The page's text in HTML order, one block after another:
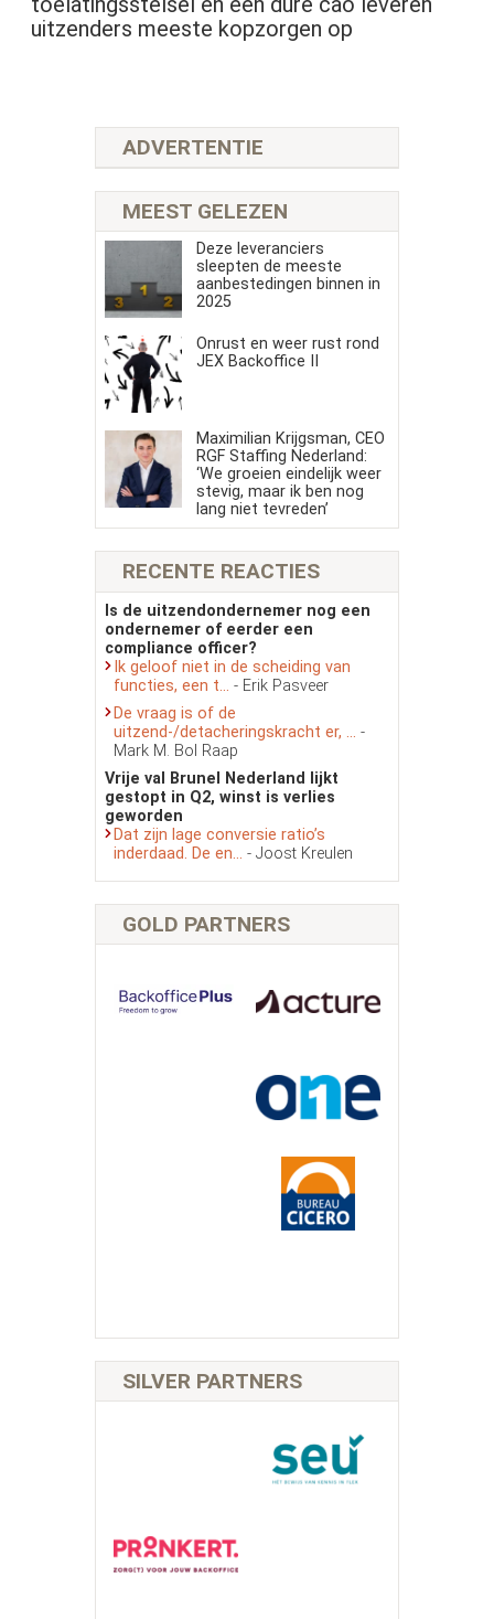
uitzenders meeste kopzorgen op
ADVERTENTIE
MEEST GELEZEN
Deze leveranciers
sleepten de meeste
aanbestedingen binnen in
2025
Onrust en weer rust rond
JEX Backoffice II
Maximilian Krijgsman, CEO
RGF Staffing Nederland:
‘We groeien eindelijk weer
stevig, maar ik ben nog
lang niet tevreden’
RECENTE REACTIES
Is de uitzendondernemer nog een
ondernemer of eerder een
compliance officer?
Ik geloof niet in de scheiding van
functies, een t... - Erik Pasveer
De vraag is of de
uitzend-/detacheringskracht er, ... -
Mark M. Bol Raap
Vrije val Brunel Nederland lijkt
gestopt in Q2, winst is verlies
geworden
Dat zijn lage conversie ratio’s
inderdaad. De en... - Joost Kreulen
GOLD PARTNERS
SILVER PARTNERS